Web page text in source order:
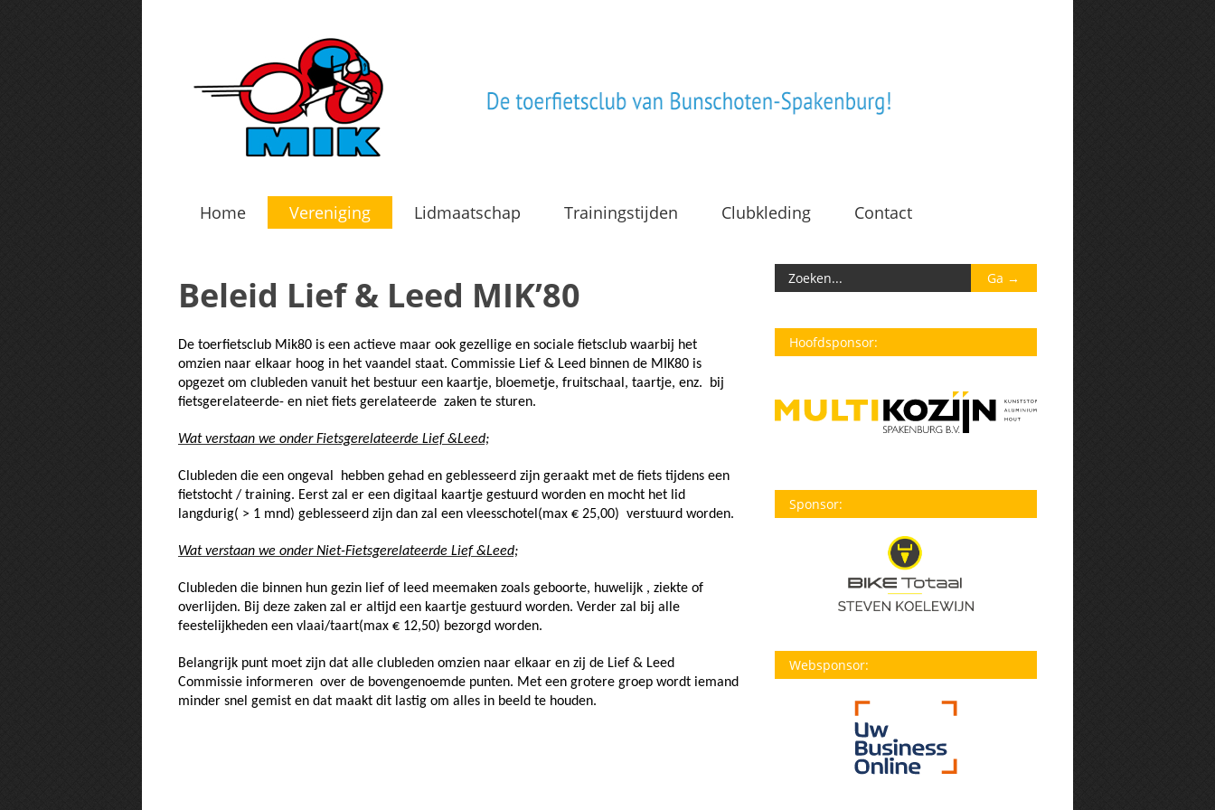
Home Vereniging Lidmaatschap Trainingstijden Clubkleding Contact
Beleid Lief & Leed MIK’80
De toerfietsclub Mik80 is een actieve maar ook gezellige en sociale fietsclub waarbij het
omzien naar elkaar hoog in het vaandel staat. Commissie Lief & Leed binnen de MIK80 is
opgezet om clubleden vanuit het bestuur een kaartje, bloemetje, fruitschaal, taartje, enz. bij
fietsgerelateerde- en niet fiets gerelateerde zaken te sturen.
Wat verstaan we onder Fietsgerelateerde Lief &Leed;
Clubleden die een ongeval hebben gehad en geblesseerd zijn geraakt met de fiets tijdens een
fietstocht / training. Eerst zal er een digitaal kaartje gestuurd worden en mocht het lid
langdurig( > 1 mnd) geblesseerd zijn dan zal een vleesschotel(max € 25,00) verstuurd worden.
Wat verstaan we onder Niet-Fietsgerelateerde Lief &Leed;
Clubleden die binnen hun gezin lief of leed meemaken zoals geboorte, huwelijk , ziekte of
overlijden. Bij deze zaken zal er altijd een kaartje gestuurd worden. Verder zal bij alle
feestelijkheden een vlaai/taart(max € 12,50) bezorgd worden.
Belangrijk punt moet zijn dat alle clubleden omzien naar elkaar en zij de Lief & Leed
Commissie informeren over de bovengenoemde punten. Met een grotere groep wordt iemand
minder snel gemist en dat maakt dit lastig om alles in beeld te houden.
Hoofdsponsor:
Sponsor:
Websponsor: